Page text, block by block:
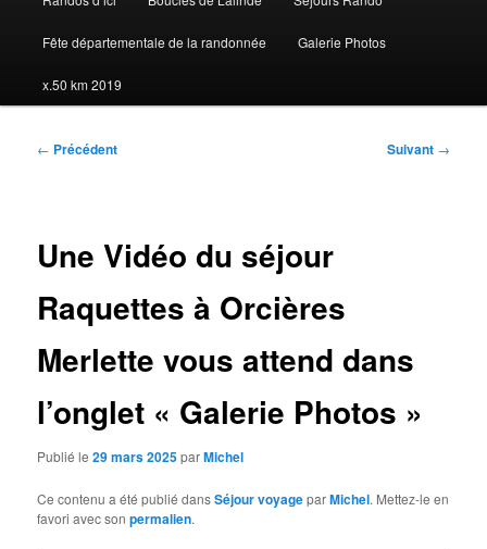
Fête départementale de la randonnée Galerie Photos
x.50 km 2019
Navigation
← Précédent Suivant →
Une Vidéo du séjour
Raquettes à Orcières
Merlette vous attend dans
l’onglet « Galerie Photos »
Publié le29 mars 2025parMichel
Ce contenu a été publié dansSéjour voyageparMichel. Mettez-le en
favori avec sonpermalien.